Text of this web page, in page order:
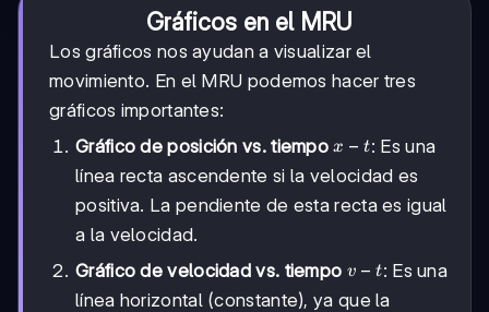
Gráficos en el MRU
Los gráficos nos ayudan a visualizar el
movimiento. En el MRU podemos hacer tres
gráficos importantes:
Gráfico de posición vs. tiempox-
t
x − t: Es una
línea recta ascendente si la velocidad es
positiva. La pendiente de esta recta es igual
a la velocidad.
Gráfico de velocidad vs. tiempo v-
t
v − t: Es una
línea horizontal (constante), ya que la